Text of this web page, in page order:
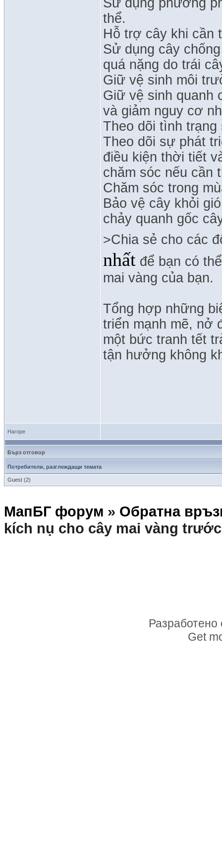
thể.
Hỗ trợ cây khi cần
Sử dụng cây
quá nặng do trái
Giữ vệ sinh môi
Giữ vệ sinh quanh
và giảm nguy cơ
Theo dõi tình
Theo dõi sự phát
điều kiện thời tiết
chăm sóc nếu cần
Chăm sóc trong
Bảo vệ cây khỏi
chảy quanh gốc
>Chia sẻ cho các
nhất để bạn có
mai vàng của bạn.
Tổng hợp những
triển mạnh mẽ, nở
một bức tranh tết
tận hưởng không
Нагоре
Бърз отговор
Потребители, разглеждащи темата
Guest (2)
МапБГ форум » Обратна
kích nụ cho cây mai vàng
Разработено
Get